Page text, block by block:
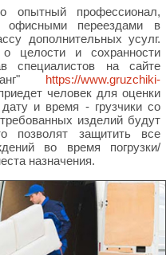
опытный профессионал,
офисными переездами в
дополнительных усулг.
целости и сохранности
специалистов на сайте
https://www.gruzchiki-
человек для оценки
и время - грузчики со
изделий будут
позволят защитить все
во время погрузки/
назначения.